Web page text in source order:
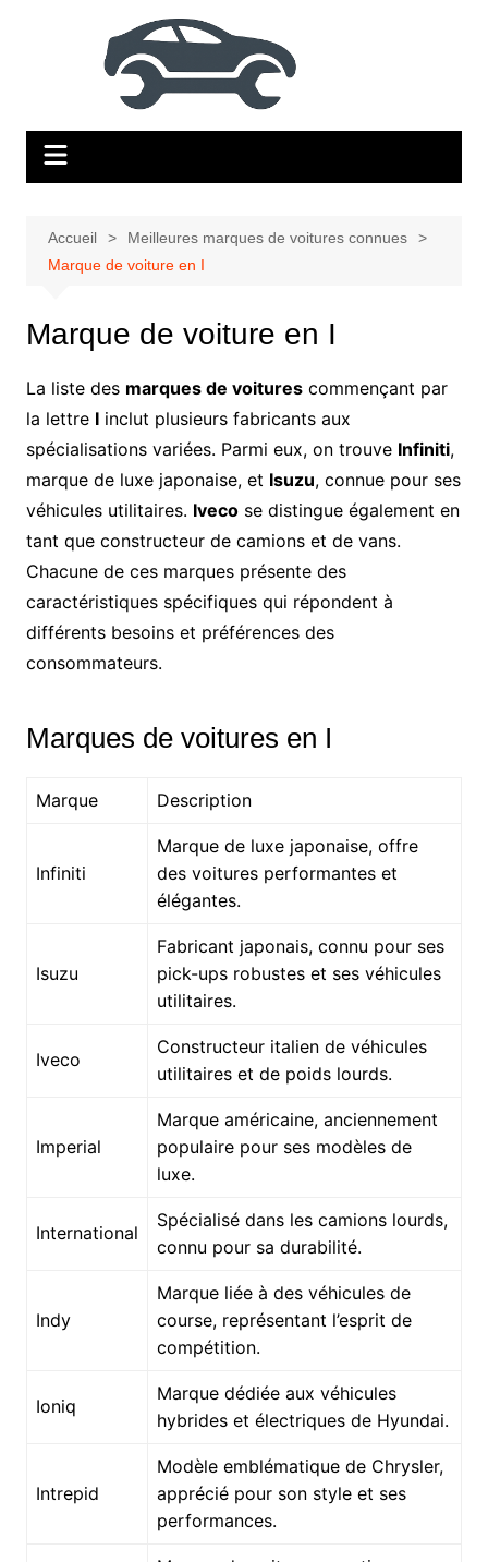
Accueil
Meilleures marques de voitures connues
Marque de voiture en I
Marque de voiture en I
La liste des marques de voiturescommençant par
la lettre Iinclut plusieurs fabricants aux
spécialisations variées. Parmi eux, on trouve Infiniti,
marque de luxe japonaise, et Isuzu, connue pour ses
véhicules utilitaires. Ivecose distingue également en
tant que constructeur de camions et de vans.
Chacune de ces marques présente des
caractéristiques spécifiques qui répondent à
différents besoins et préférences des
consommateurs.
Marques de voitures en I
Marque Description
Infiniti
Marque de luxe japonaise, offre
des voitures performantes et
élégantes.
Isuzu
Fabricant japonais, connu pour ses
pick-ups robustes et ses véhicules
utilitaires.
Iveco
Constructeur italien de véhicules
utilitaires et de poids lourds.
Imperial
Marque américaine, anciennement
populaire pour ses modèles de
luxe.
International
Spécialisé dans les camions lourds,
connu pour sa durabilité.
Indy
Marque liée à des véhicules de
course, représentant l’esprit de
compétition.
Ioniq
Marque dédiée aux véhicules
hybrides et électriques de Hyundai.
Intrepid
Modèle emblématique de Chrysler,
apprécié pour son style et ses
performances.